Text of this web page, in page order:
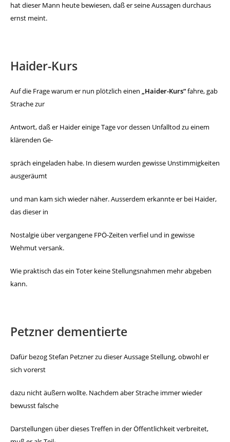
hat dieser Mann heute bewiesen,daß er seine Aussagen durchaus
ernst meint.
Haider-Kurs
Auf die Frage warum er nun plötzlich einen „Haider-Kurs“fahre, gab
Strache zur
Antwort, daß er Haider einige Tagevor dessen Unfalltod zu einem
klärenden Ge-
spräch eingeladen habe. In diesem wurden gewisse Unstimmigkeiten
ausgeräumt
und man kam sich wieder näher. Ausserdem erkannte er bei Haider,
das dieser in
Nostalgie über vergangene FPÖ-Zeiten verfiel und in gewisse
Wehmut versank.
Wie praktisch das ein Toter keine Stellungsnahmen mehr abgeben
kann.
Petzner dementierte
Dafür bezog Stefan Petzner zu dieser Aussage Stellung, obwohl er
sich vorerst
dazu nicht äußern wollte. Nachdem aber Strache immer wieder
bewusst falsche
Darstellungen über dieses Treffen in der Öffentlichkeit verbreitet,